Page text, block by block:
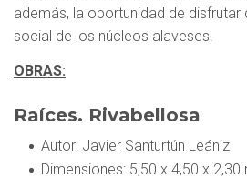
además, la oportunidad de disfrutar
social de los núcleos alaveses.
OBRAS:
Raíces. Rivabellosa
Autor: Javier Santurtún Leániz
Dimensiones: 5,50 x 4,50 x 2,30